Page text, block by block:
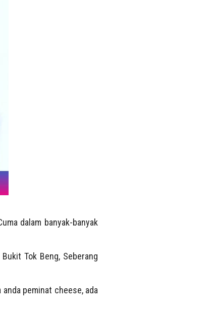
dalam banyak-banyak
Tok Beng, Seberang
peminat cheese, ada